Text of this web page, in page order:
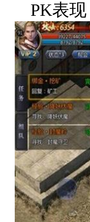
PK表现